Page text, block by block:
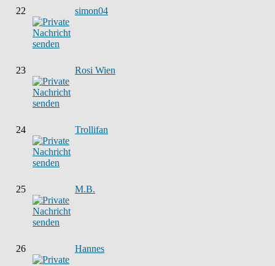
22 simon04
23 Rosi Wien
24 Trollifan
25 M.B.
26 Hannes